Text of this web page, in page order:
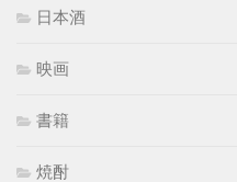
日本酒
映画
書籍
焼酎